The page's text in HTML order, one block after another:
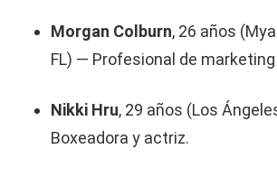
Morgan Colburn, 26 años
FL) — Profesional de
Nikki Hru, 29 años (Los
Boxeadora y actriz.